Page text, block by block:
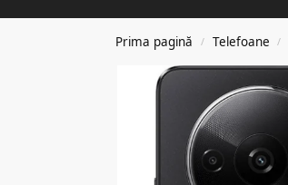
Prima pagină / Telefoane /